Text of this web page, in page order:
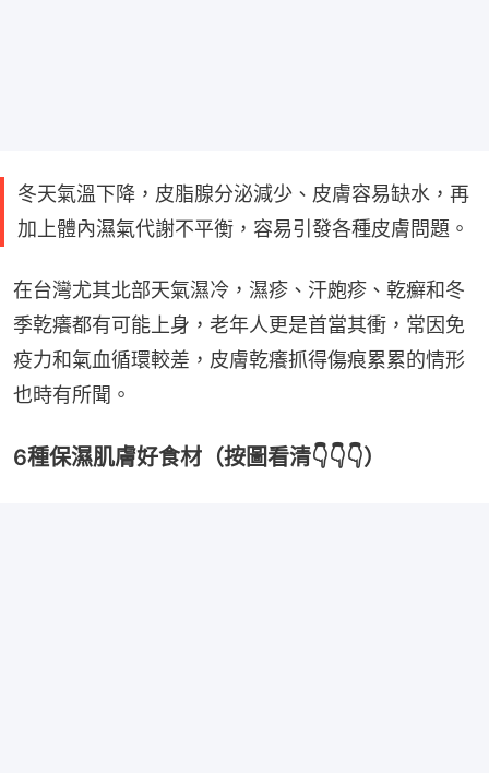
冬天氣溫下降，皮脂腺分泌減少、皮膚容易缺水，再
加上體內濕氣代謝不平衡，容易引發各種皮膚問題。
在台灣尤其北部天氣濕冷，濕疹、汗皰疹、乾癬和冬
季乾癢都有可能上身，老年人更是首當其衝，常因免
疫力和氣血循環較差，皮膚乾癢抓得傷痕累累的情形
也時有所聞。
6種保濕肌膚好食材（按圖看清👇👇👇）